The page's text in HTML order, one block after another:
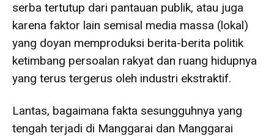
serba tertutup dari pantauan publik, atau juga
karena faktor lain semisal media massa (lokal)
yang doyan memproduksi berita-berita politik
ketimbang persoalan rakyat dan ruang hidupnya
yang terus tergerus oleh industri ekstraktif.
Lantas, bagaimana fakta sesungguhnya yang
tengah terjadi di Manggarai dan Manggarai